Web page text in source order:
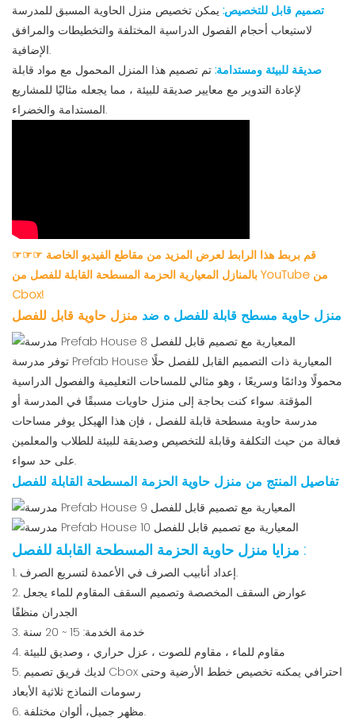
تصميم قابل للتخصيص: يمكن تخصيص منزل الحاوية المسبق للمدرسة
لاستيعاب أحجام الفصول الدراسية المختلفة والتخطيطات والمرافق
الإضافية.
صديقة للبيئة ومستدامة: تم تصميم هذا المنزل المحمول مع مواد قابلة
لإعادة التدوير مع معايير صديقة للبيئة ، مما يجعله مثاليًا للمشاريع
المستدامة والخضراء.
☞☞☞ قم بربط هذا الرابط لعرض المزيد من مقاطع الفيديو الخاصة
بالمنازل المعيارية الحزمة المسطحة القابلة للفصل من YouTube من
Cbox!
منزل حاوية مسطح قابلة للفصل ه ضد منزل حاوية قابل للفصل
توفر مدرسة Prefab House المعيارية ذات التصميم القابل للفصل حلًا
محمولًا ودائمًا وسريعًا ، وهو مثالي للمساحات التعليمية والفصول الدراسية
المؤقتة. سواء كنت بحاجة إلى منزل حاويات مسبقًا في المدرسة أو
مدرسة حاوية مسطحة قابلة للفصل ، فإن هذا الهيكل يوفر مساحات
فعالة من حيث التكلفة وقابلة للتخصيص وصديقة للبيئة للطلاب والمعلمين
على حد سواء.
تفاصيل المنتج من منزل حاوية الحزمة المسطحة القابلة للفصل
:
1. إعداد أنابيب الصرف في الأعمدة لتسريع الصرف.
2. عوارض السقف المخصصة وتصميم السقف المقاوم للماء يجعل
الجدران منظفًا
3. خدمة الخدمة: 15 ~ 20 سنة
4. مقاوم للماء ، مقاوم للصوت ، عزل حراري ، وصديق للبيئة
5. لديك فريق تصميم Cbox احترافي يمكنه تخصيص خطط الأرضية وحتى
رسومات النماذج ثلاثية الأبعاد
6. مظهر جميل، ألوان مختلفة.